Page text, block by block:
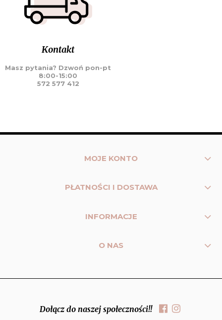
Kontakt
Masz pytania? Dzwoń pon-pt
8:00-15:00
572 577 412
MOJE KONTO
PŁATNOŚCI I DOSTAWA
INFORMACJE
O NAS
Dołącz do naszej społeczności!!